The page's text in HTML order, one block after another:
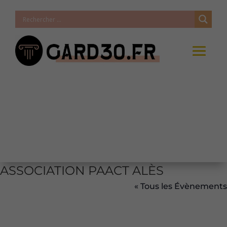
ASSOCIATION PAACT ALÈS
« Tous les Évènements